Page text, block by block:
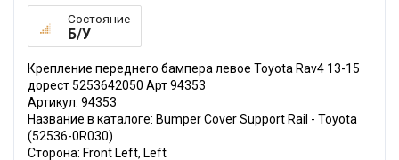
Состояние
Б/У
Крепление переднего бампера левое Toyota Rav4 13-15
дорест 5253642050 Арт 94353
Артикул: 94353
Название в каталоге: Bumper Cover Support Rail - Toyota
(52536-0R030)
Сторона: Front Left, Left